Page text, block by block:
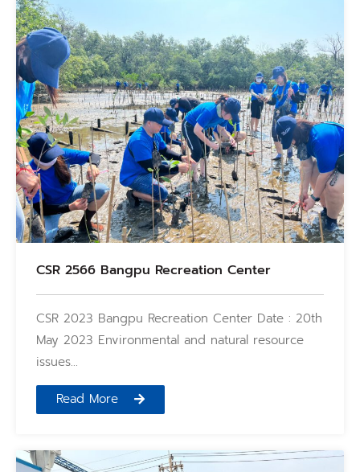
CSR 2566 Bangpu Recreation Center
CSR 2023 Bangpu Recreation Center Date : 20th
May 2023 Environmental and natural resource
issues…
Read More